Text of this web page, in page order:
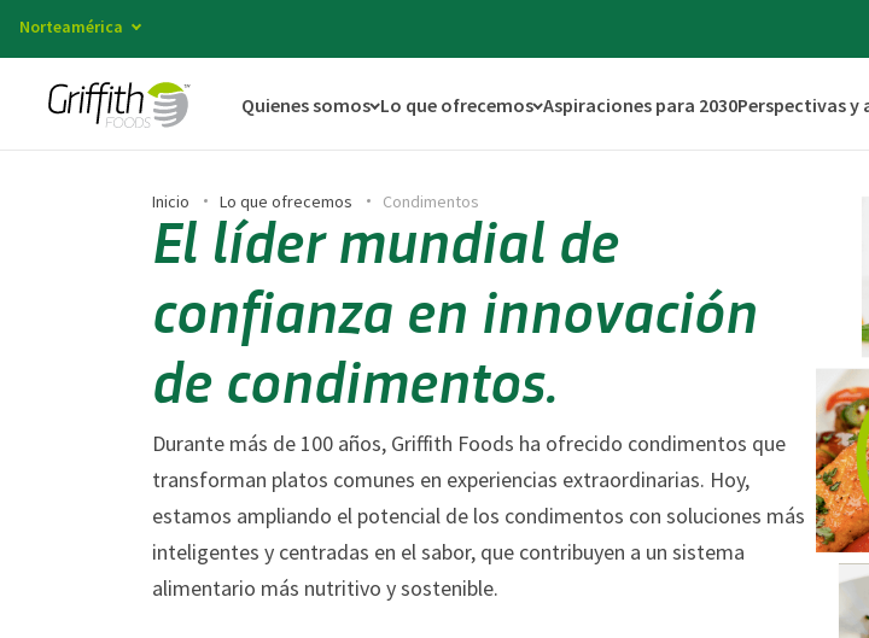
Norteamérica
Quienes somos Lo que ofrecemos Aspiraciones para 2030Perspectivas
Inicio Lo que ofrecemos Condimentos
El líder mundial de
confianza en innovación
de condimentos.
Durante más de 100 años, Griffith Foods ha ofrecido condimentos que
transforman platos comunes en experiencias extraordinarias. Hoy,
estamos ampliando el potencial de los condimentos con soluciones más
inteligentes y centradas en el sabor, que contribuyen a un sistema
alimentario más nutritivo y sostenible.